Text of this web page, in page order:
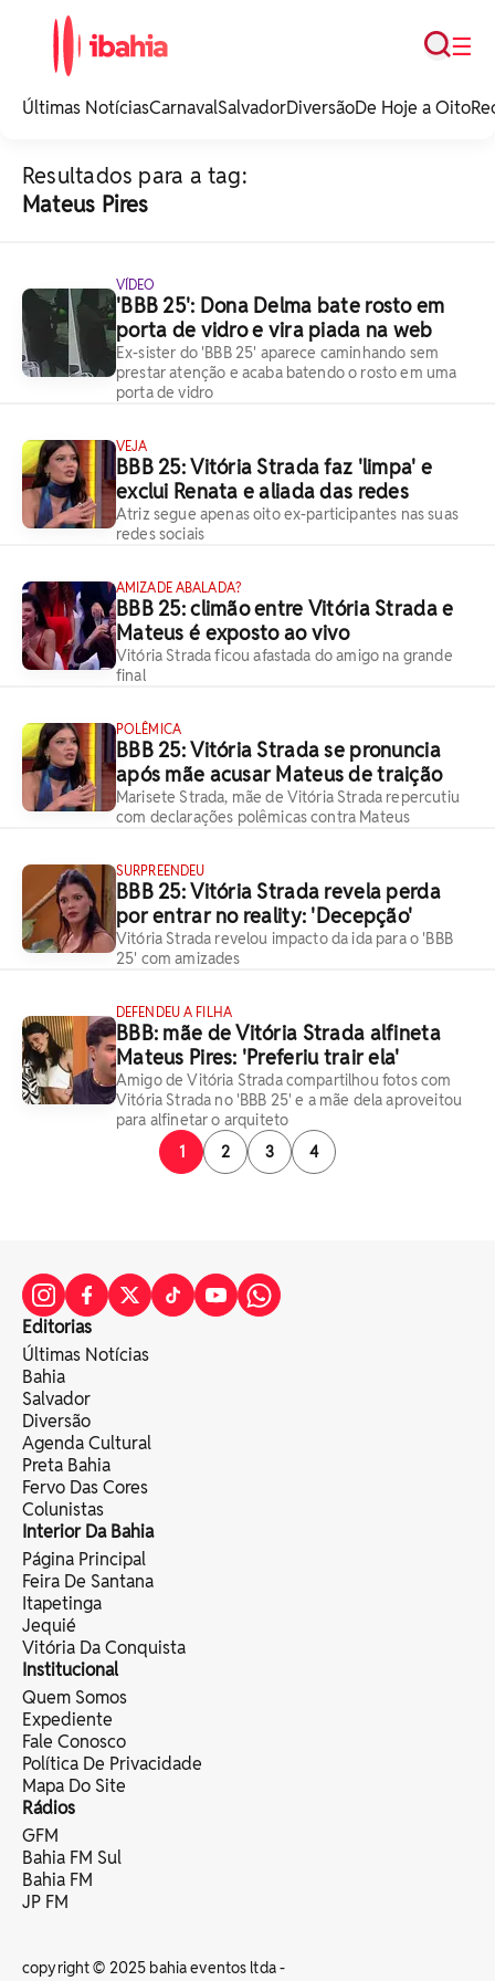
noticias e
☰
Busca
Últimas NotíciasCarnavalSalvadorDiversãoDe Hoje a Oito
Resultados para a tag:
Mateus Pires
VÍDEO
'BBB 25': Dona Delma bate rosto em
porta de vidro e vira piada na web
Ex-sister do 'BBB 25' aparece caminhando sem
prestar atenção e acaba batendo o rosto em uma
porta de vidro
VEJA
BBB 25: Vitória Strada faz 'limpa' e
exclui Renata e aliada das redes
Atriz segue apenas oito ex-participantes nas suas
redes sociais
AMIZADE ABALADA?
BBB 25: climão entre Vitória Strada e
Mateus é exposto ao vivo
Vitória Strada ficou afastada do amigo na grande
final
POLÊMICA
BBB 25: Vitória Strada se pronuncia
após mãe acusar Mateus de traição
Marisete Strada, mãe de Vitória Strada repercutiu
com declarações polêmicas contra Mateus
SURPREENDEU
BBB 25: Vitória Strada revela perda
por entrar no reality: 'Decepção'
Vitória Strada revelou impacto da ida para o 'BBB
25' com amizades
DEFENDEU A FILHA
BBB: mãe de Vitória Strada alfineta
Mateus Pires: 'Preferiu trair ela'
Amigo de Vitória Strada compartilhou fotos com
Vitória Strada no 'BBB 25' e a mãe dela aproveitou
para alfinetar o arquiteto
1
2 3 4
Editorias
Últimas Notícias
Bahia
Salvador
Diversão
Agenda Cultural
Preta Bahia
Fervo Das Cores
Colunistas
Interior Da Bahia
Página Principal
Feira De Santana
Itapetinga
Jequié
Vitória Da Conquista
Institucional
Quem Somos
Expediente
Fale Conosco
Política De Privacidade
Mapa Do Site
Rádios
GFM
Bahia FM Sul
Bahia FM
JP FM
copyright © 2025 bahia eventos ltda -